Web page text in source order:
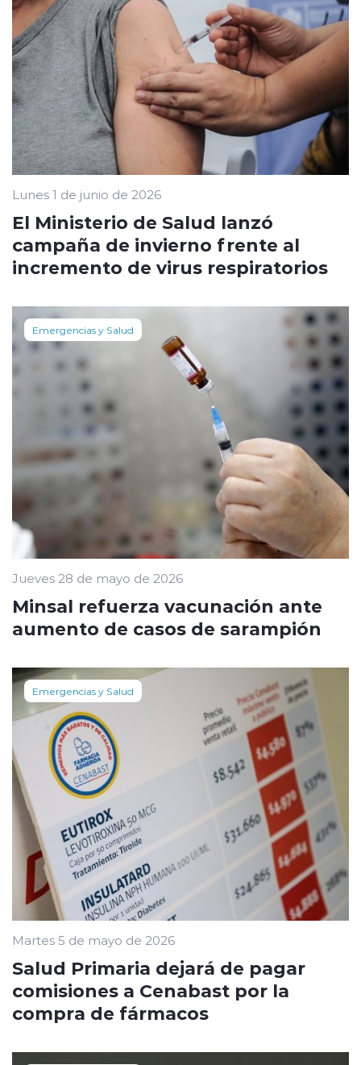
Lunes 1 de junio de 2026
El Ministerio de Salud lanzó
campaña de invierno frente al
incremento de virus respiratorios
Emergencias y Salud
Jueves 28 de mayo de 2026
Minsal refuerza vacunación ante
aumento de casos de sarampión
Emergencias y Salud
Martes 5 de mayo de 2026
Salud Primaria dejará de pagar
comisiones a Cenabast por la
compra de fármacos